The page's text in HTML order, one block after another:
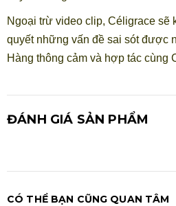
Ngoại trừ video clip, Céligrace sẽ
quyết những vấn đề sai sót được
Hàng thông cảm và hợp tác cùng
ĐÁNH GIÁ SẢN PHẨM
CÓ THỂ BẠN CŨNG QUAN TÂM